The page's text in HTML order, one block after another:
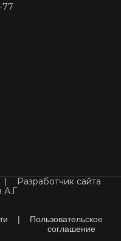
77
|
Разработчик сайта
А.Г.
|
Пользовательское
соглашение